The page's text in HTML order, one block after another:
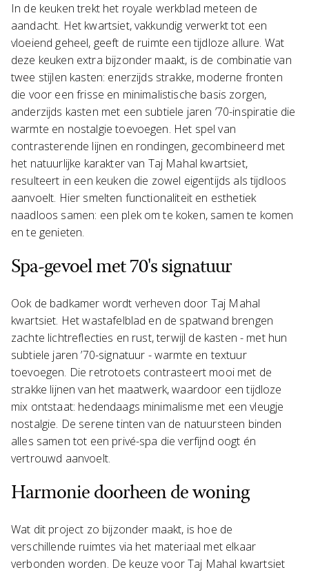
In de keuken trekt het royale werkblad meteen de
aandacht. Het kwartsiet, vakkundig verwerkt tot een
vloeiend geheel, geeft de ruimte een tijdloze allure. Wat
deze keuken extra bijzonder maakt, is de combinatie van
twee stijlen kasten: enerzijds strakke, moderne fronten
die voor een frisse en minimalistische basis zorgen,
anderzijds kasten met een subtiele jaren ’70-inspiratie die
warmte en nostalgie toevoegen. Het spel van
contrasterende lijnen en rondingen, gecombineerd met
het natuurlijke karakter van Taj Mahal kwartsiet,
resulteert in een keuken die zowel eigentijds als tijdloos
aanvoelt. Hier smelten functionaliteit en esthetiek
naadloos samen: een plek om te koken, samen te komen
en te genieten.
Spa-gevoel met 70's signatuur
Ook de badkamer wordt verheven door Taj Mahal
kwartsiet. Het wastafelblad en de spatwand brengen
zachte lichtreflecties en rust, terwijl de kasten - met hun
subtiele jaren ’70-signatuur - warmte en textuur
toevoegen. Die retrotoets contrasteert mooi met de
strakke lijnen van het maatwerk, waardoor een tijdloze
mix ontstaat: hedendaags minimalisme met een vleugje
nostalgie. De serene tinten van de natuursteen binden
alles samen tot een privé-spa die verfijnd oogt én
vertrouwd aanvoelt.
Harmonie doorheen de woning
Wat dit project zo bijzonder maakt, is hoe de
verschillende ruimtes via het materiaal met elkaar
verbonden worden. De keuze voor Taj Mahal kwartsiet